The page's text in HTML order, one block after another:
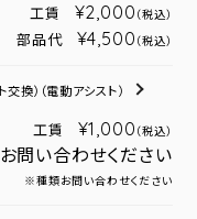
工賃 ¥2,000 （税込）
部品代 ¥4,500 （税込）
交換） （電動アシスト）
工賃 ¥1,000 （税込）
お問い合わせください
※種類お問い合わせください